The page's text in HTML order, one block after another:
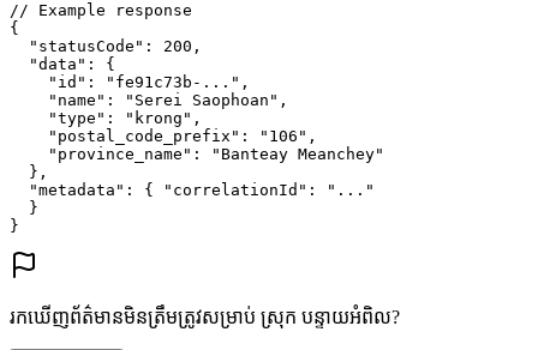
// Example response
{
"statusCode" : 200 ,
"data" : {
"id" : "fe91c73b-..." ,
"name" : "Serei Saophoan" ,
"type" : "krong" ,
"postal_code_prefix" : "106" ,
"province_name" :
"Banteay Meanchey"
},
"metadata" : { "correlationId" :
"..."
}
}
រកឃើញព័ត៌មានមិនត្រឹមត្រូវសម្រាប់ ស្រុក បន្ទាយអំពិល?